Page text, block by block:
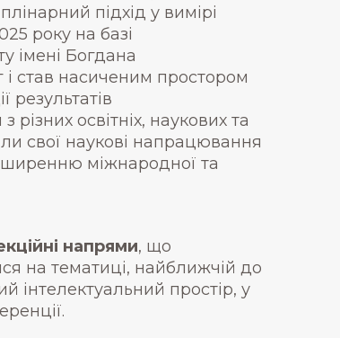
підхід у вимірі
року на базі
імені Богдана
став насиченим простором
результатів
освітніх, наукових та
свої наукові напрацювання
міжнародної та
напрями, що
на тематиці, найближчій до
інтелектуальний простір, у